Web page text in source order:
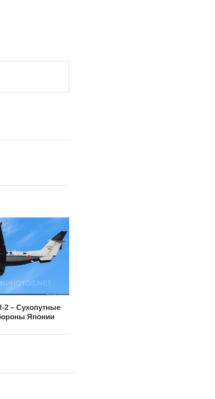
2 – Сухопутные
Японии